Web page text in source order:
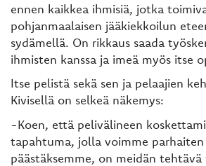
ennen kaikkea ihmisiä, jotka
pohjanmaalaisen jääkiekkoilun
sydämellä. On rikkaus saada
ihmisten kanssa ja imeä myös itse
Itse pelistä sekä sen ja pelaajien
Kivisellä on selkeä näkemys:
-Koen, että pelivälineen
tapahtuma, jolla voimme
päästäksemme, on meidän tehtävä